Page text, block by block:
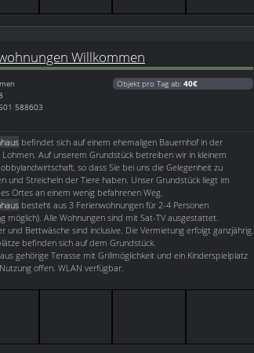
Willkommen
588603
Objekt pro Tag ab: 40€
befindet sich auf einem ehemaligen Bauernhof in der
Auf unserem Grundstück betreiben wir in kleinem
so dass Sie bei uns die Gelegenheit zu
und Streicheln der Tiere haben. Unser Grundstück liegt im
Ortes an einem wenig befahrenen Weg.
besteht aus 3 Ferienwohnungen für 2-4 Personen
möglich). Alle Wohnungen sind mit Sat-TV ausgestattet.
und Bettwäsche sind inclusive. Die Vermietung erfolgt ganzjährig.
befinden sich auf dem Grundstück.
gehörige Terasse mit Grillmöglichkeit und ein Kinderspielplatz
offen. WLAN verfügbar.